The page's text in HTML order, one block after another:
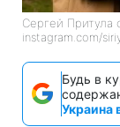
Сергей Притула
instagram.com/
Будь в
Украина